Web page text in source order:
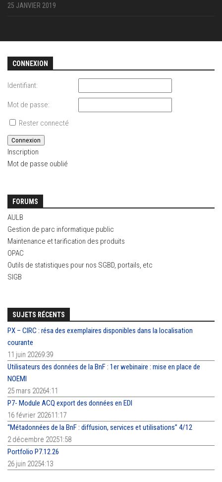
25 JANVIER 2019
CONNEXION
Identifiant:
Mot de passe:
Rester connecté
Connexion
Inscription
Mot de passe oublié
FORUMS
AULB
Gestion de parc informatique public
Maintenance et tarification des produits
OPAC
Outils de statistiques pour nos SGBD, portails, etc
SIGB
SUJETS RÉCENTS
PX – CIRC : résa des exemplaires disponibles dans la localisation
courante
11 juin 20269:39
Utilisateurs des données de la BnF : 1er webinaire : mise en place de
NOEMI
25 mars 20264:11
P7- Module ACQ export des données en EDI
16 février 202611:17
“Métadonnées de la BnF : diffusion, services et utilisations” 4/12
2 décembre 20251:58
Portfolio P7.12.26
26 juin 20254:13